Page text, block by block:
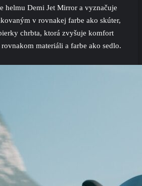
helmu Demi Jet Mirror a vyznačuje
v rovnakej farbe ako skúter,
chrbta, ktorá zvyšuje komfort
materiáli a farbe ako sedlo.